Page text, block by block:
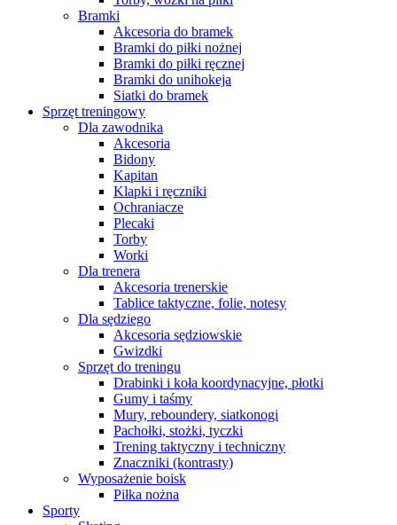
Bramki
Akcesoria do bramek
Bramki do piłki nożnej
Bramki do piłki ręcznej
Bramki do unihokeja
Siatki do bramek
Sprzęt treningowy
Dla zawodnika
Akcesoria
Bidony
Kapitan
Klapki i ręczniki
Ochraniacze
Plecaki
Torby
Worki
Dla trenera
Akcesoria trenerskie
Tablice taktyczne, folie, notesy
Dla sędziego
Akcesoria sędziowskie
Gwizdki
Sprzęt do treningu
Drabinki i koła koordynacyjne, płotki
Gumy i taśmy
Mury, reboundery, siatkonogi
Pachołki, stożki, tyczki
Trening taktyczny i techniczny
Znaczniki (kontrasty)
Wyposażenie boisk
Piłka nożna
Sporty